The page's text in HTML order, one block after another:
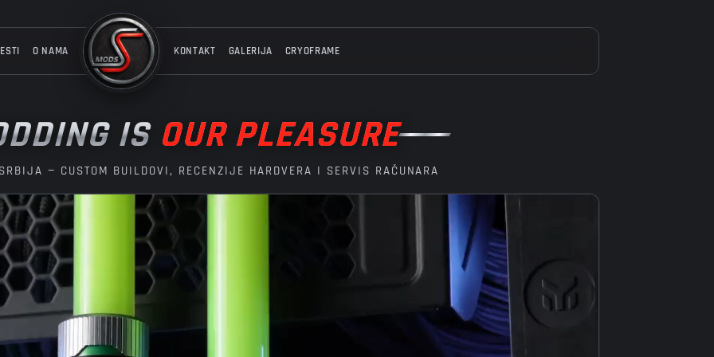
O NAMA KONTAKT GALERIJA CRYOFRAME
IS OUR PLEASURE
— CUSTOM BUILDOVI, RECENZIJE HARDVERA I SERVIS RAČUNARA